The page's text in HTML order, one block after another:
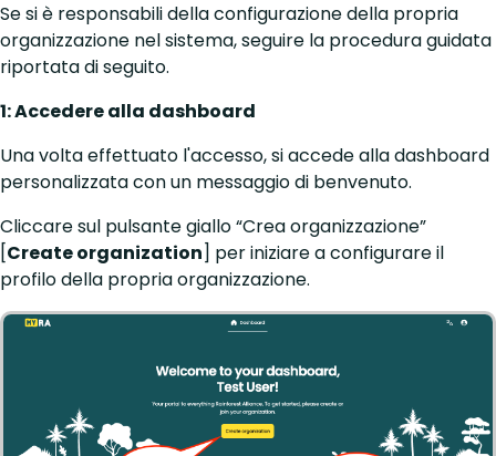
Se si è responsabili della configurazione della propria
organizzazione nel sistema, seguire la procedura guidata
riportata di seguito.
1: Accedere alla dashboard
Una volta effettuato l'accesso, si accede alla dashboard
personalizzata con un messaggio di benvenuto.
Cliccare sul pulsante giallo “Crea organizzazione”
[Create organization] per iniziare a configurare il
profilo della propria organizzazione.